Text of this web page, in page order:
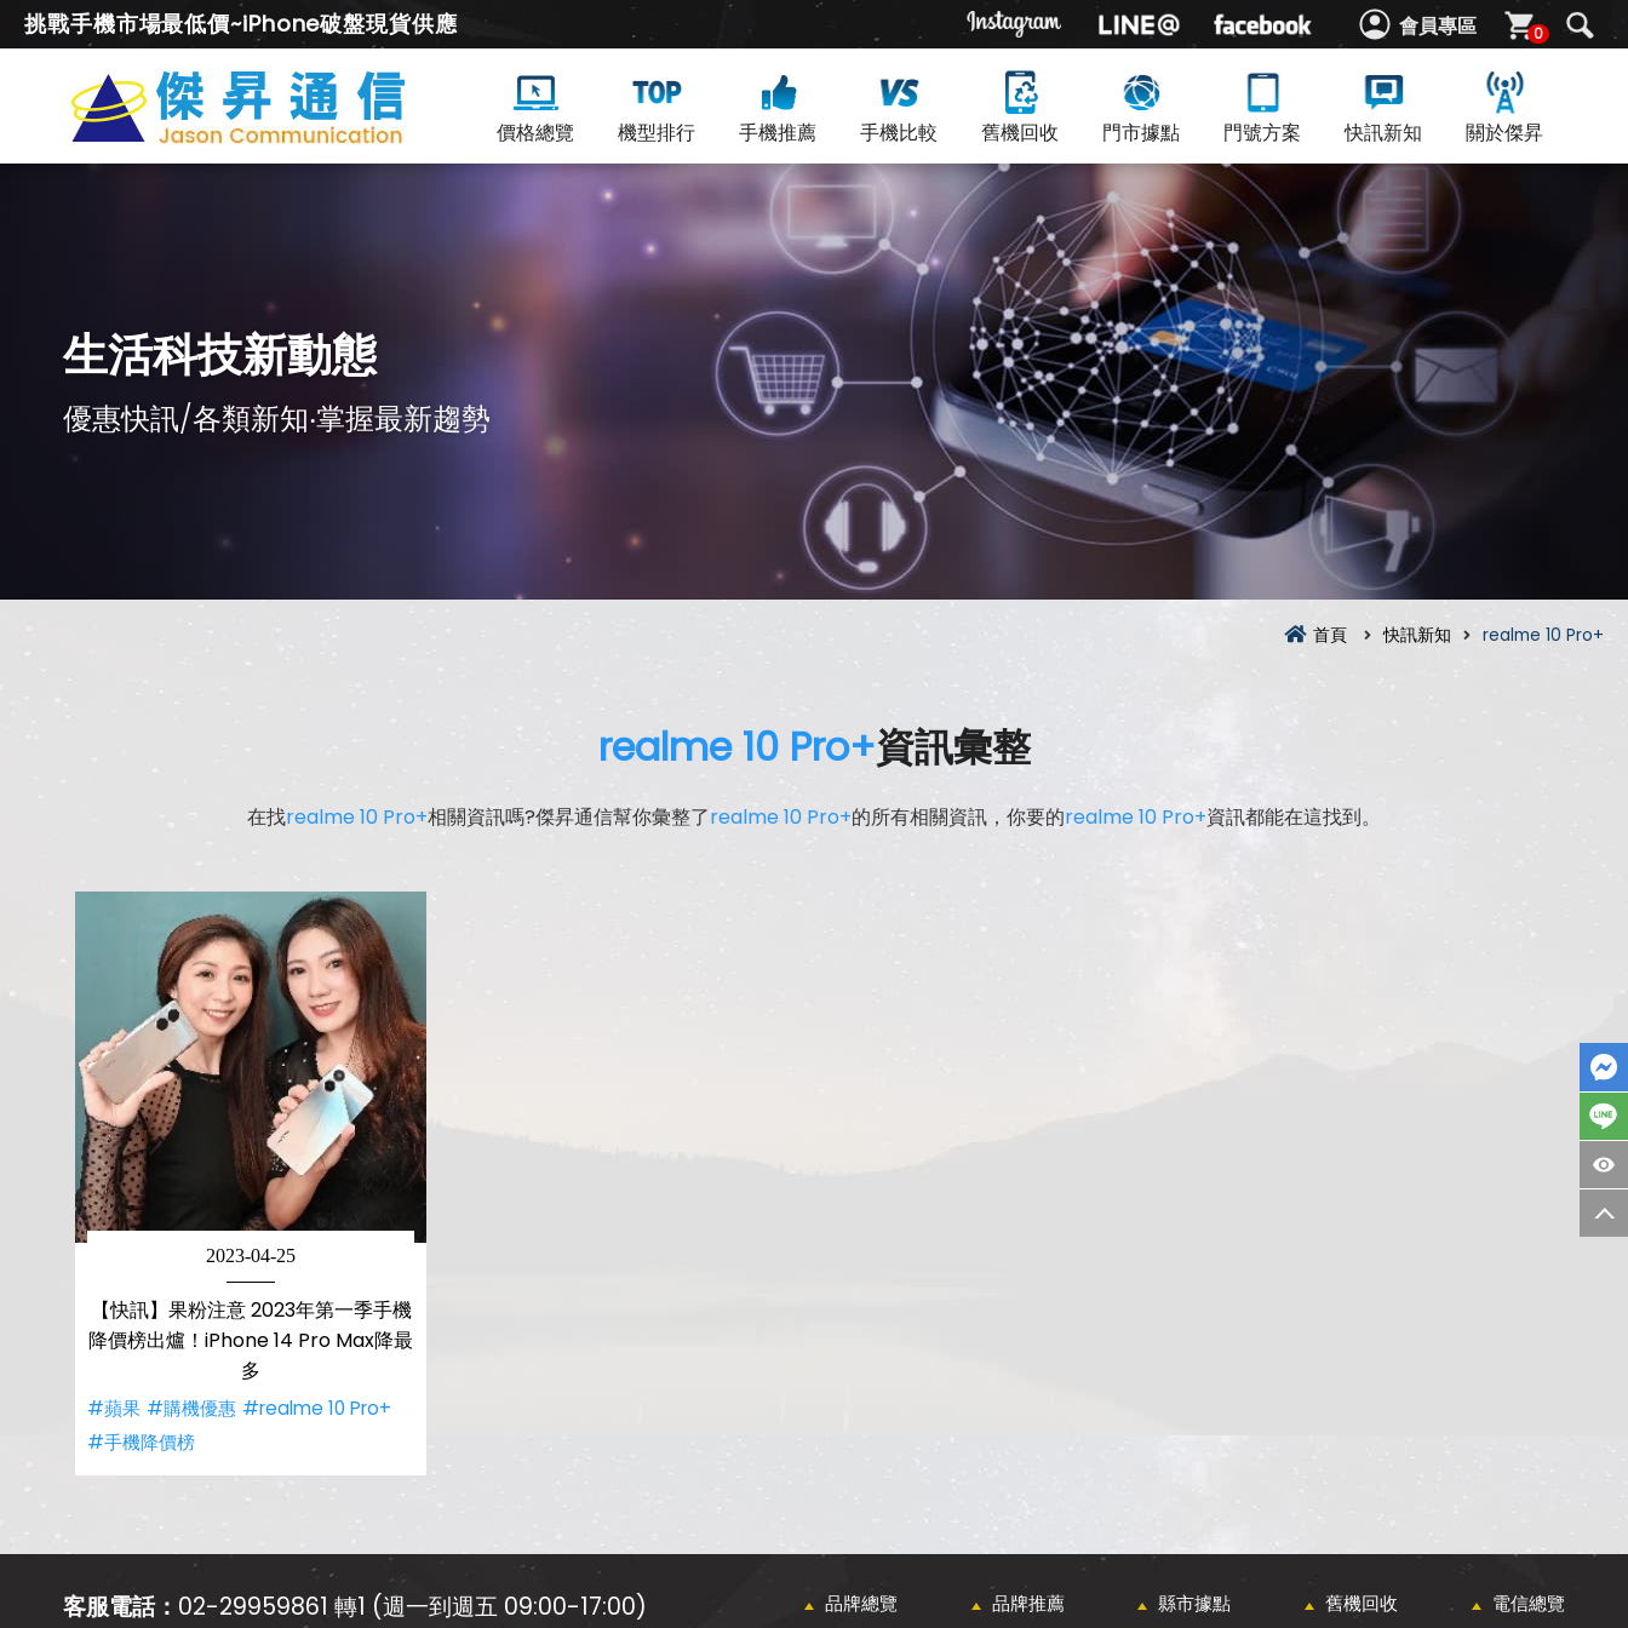
會員專區 0
挑戰手機市場最低價~iPhone破盤現貨供應
價格總覽 機型排行 手機推薦 手機比較 舊機回收 門市據點 門號方案 快訊新知 關於傑昇
生活科技新動態
優惠快訊/各類新知‧掌握最新趨勢
首頁 快訊新知 realme 10 Pro+
realme 10 Pro+資訊彙整
在找realme 10 Pro+相關資訊嗎?傑昇通信幫你彙整了realme 10 Pro+的所有相關資訊，你要的realme 10 Pro+資訊都能在這找到。
2023-04-25
【快訊】果粉注意 2023年第一季手機
降價榜出爐！iPhone 14 Pro Max降最
多
#蘋果 #購機優惠 #realme 10 Pro+
#手機降價榜
客服電話： 02-29959861 轉1 (週一到週五 09:00-17:00) 品牌總覽 品牌推薦 縣市據點 舊機回收 電信總覽